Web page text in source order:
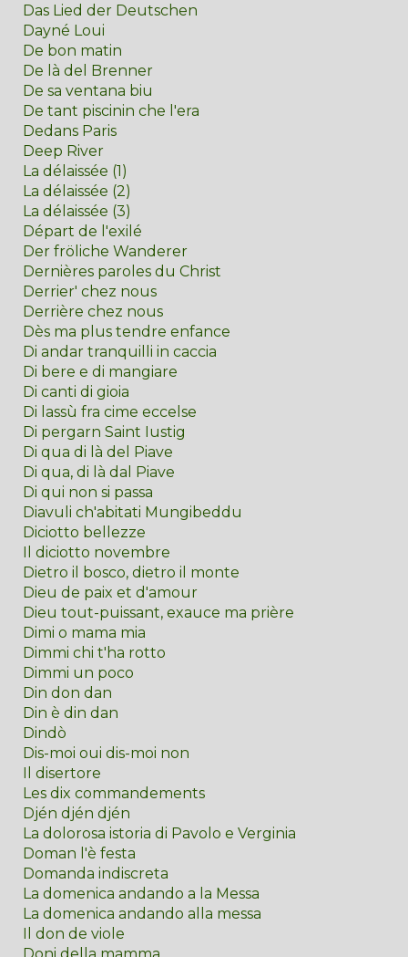
Das Lied der Deutschen
Dayné Loui
De bon matin
De là del Brenner
De sa ventana biu
De tant piscinin che l'era
Dedans Paris
Deep River
La délaissée (1)
La délaissée (2)
La délaissée (3)
Départ de l'exilé
Der fröliche Wanderer
Dernières paroles du Christ
Derrier' chez nous
Derrière chez nous
Dès ma plus tendre enfance
Di andar tranquilli in caccia
Di bere e di mangiare
Di canti di gioia
Di lassù fra cime eccelse
Di pergarn Saint Iustig
Di qua di là del Piave
Di qua, di là dal Piave
Di qui non si passa
Diavuli ch'abitati Mungibeddu
Diciotto bellezze
Il diciotto novembre
Dietro il bosco, dietro il monte
Dieu de paix et d'amour
Dieu tout-puissant, exauce ma prière
Dimi o mama mia
Dimmi chi t'ha rotto
Dimmi un poco
Din don dan
Din è din dan
Dindò
Dis-moi oui dis-moi non
Il disertore
Les dix commandements
Djén djén djén
La dolorosa istoria di Pavolo e Verginia
Doman l'è festa
Domanda indiscreta
La domenica andando a la Messa
La domenica andando alla messa
Il don de viole